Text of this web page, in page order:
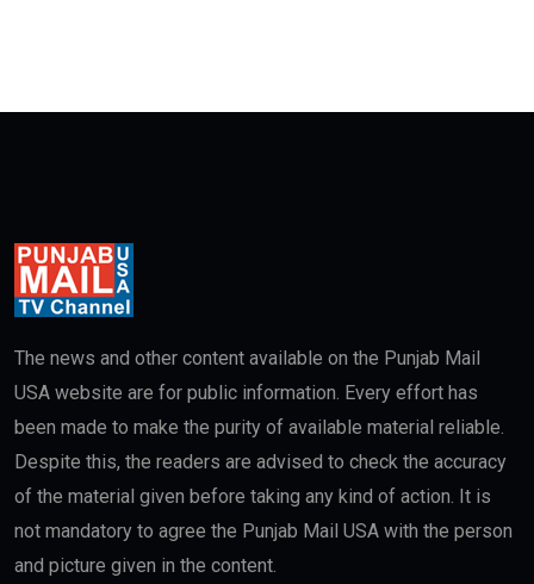
The news and other content available on the Punjab Mail
USA website are for public information. Every effort has
been made to make the purity of available material reliable.
Despite this, the readers are advised to check the accuracy
of the material given before taking any kind of action. It is
not mandatory to agree the Punjab Mail USA with the person
and picture given in the content.